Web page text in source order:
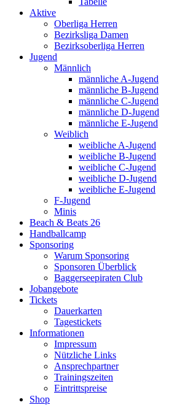
Aktive
Oberliga Herren
Bezirksliga Damen
Bezirksoberliga Herren
Jugend
Männlich
männliche A-Jugend
männliche B-Jugend
männliche C-Jugend
männliche D-Jugend
männliche E-Jugend
Weiblich
weibliche A-Jugend
weibliche B-Jugend
weibliche C-Jugend
weibliche D-Jugend
weibliche E-Jugend
F-Jugend
Minis
Beach & Beats 26
Handballcamp
Sponsoring
Warum Sponsoring
Sponsoren Überblick
Baggerseepiraten Club
Jobangebote
Tickets
Dauerkarten
Tagestickets
Informationen
Impressum
Nützliche Links
Ansprechpartner
Trainingszeiten
Eintrittspreise
Shop